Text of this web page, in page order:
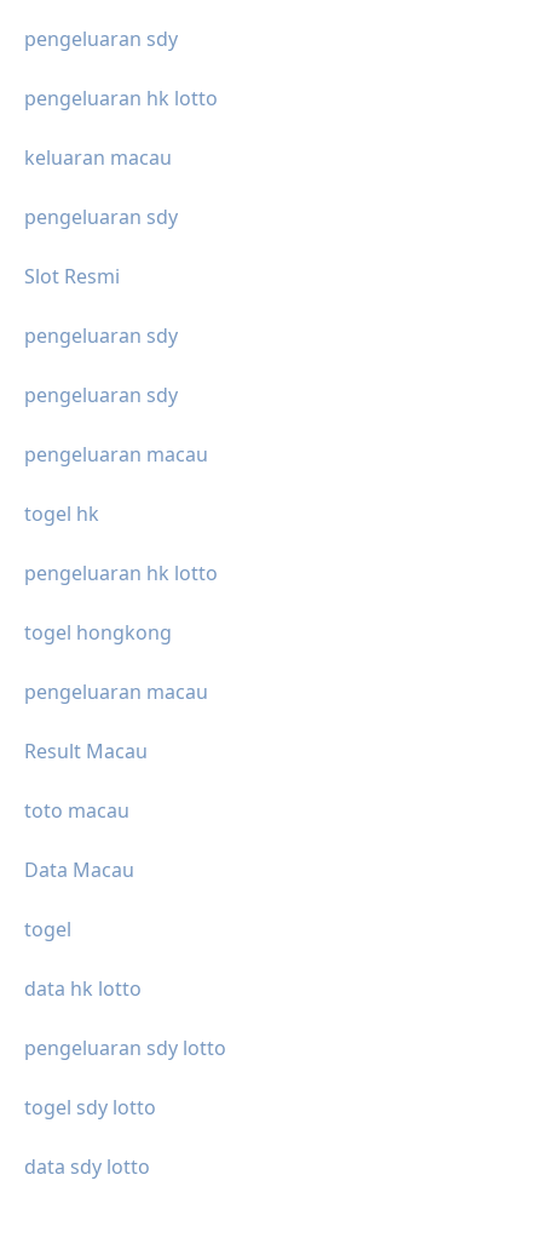
pengeluaran sdy
pengeluaran hk lotto
keluaran macau
pengeluaran sdy
Slot Resmi
pengeluaran sdy
pengeluaran sdy
pengeluaran macau
togel hk
pengeluaran hk lotto
togel hongkong
pengeluaran macau
Result Macau
toto macau
Data Macau
togel
data hk lotto
pengeluaran sdy lotto
togel sdy lotto
data sdy lotto